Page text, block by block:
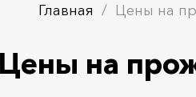
Главная Цены на
Цены на